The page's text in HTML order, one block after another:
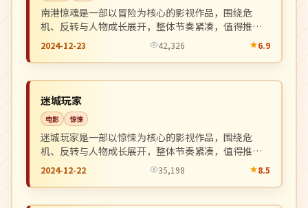
南港惊魂是一部以冒险为核心的影视作品，围绕危
机、反转与人物成长展开，整体节奏紧凑，值得推荐
观看。
2024-12-23 42,326 6.9
中国
迷城玩家
电影 惊悚
迷城玩家是一部以惊悚为核心的影视作品，围绕危
机、反转与人物成长展开，整体节奏紧凑，值得推荐
观看。
2024-12-22 35,198 8.5